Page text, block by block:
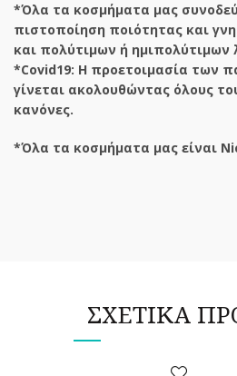
*Όλα τα κοσμήματα μας
πιστοποίηση ποιότητας και
και πολύτιμων ή ημιπολύτιμων
*Covid19: Η προετοιμασία των
γίνεται ακολουθώντας όλους
κανόνες.
*Όλα τα κοσμήματα μας είναι
ΣΧΕΤΙΚΆ